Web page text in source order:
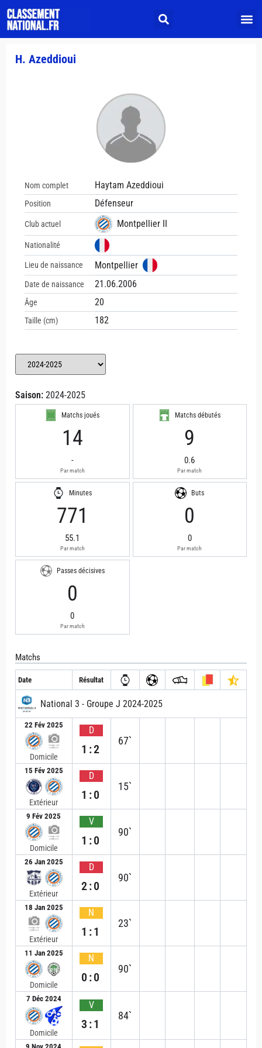
H. Azeddioui
Nom complet Haytam Azeddioui
Position Défenseur
Club actuel Montpellier II
Nationalité
Lieu de naissance Montpellier
Date de naissance 21.06.2006
Âge 20
Taille (cm) 182
Saison: 2024-2025
Matchs joués
14
-
Par match
Matchs débutés
9
0.6
Par match
Minutes
771
55.1
Par match
Buts
0
0
Par match
Passes décisives
0
0
Par match
Matchs
Date Résultat
National 3 - Groupe J 2024-2025
22 Fév 2025
Domicile
D
1:2
67`
15 Fév 2025
Extérieur
D
1:0
15`
9 Fév 2025
Domicile
V
1:0
90`
26 Jan 2025
Extérieur
D
2:0
90`
18 Jan 2025
Extérieur
N
1:1
23`
11 Jan 2025
Domicile
N
0:0
90`
7 Déc 2024
Domicile
V
3:1
84`